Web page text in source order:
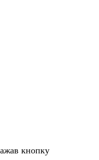
кнопку